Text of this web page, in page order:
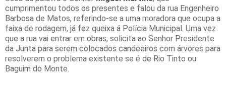
cumprimentou todos os presentes e falou da rua Engenheiro
Barbosa de Matos, referindo-se a uma moradora que ocupa a
faixa de rodagem, já fez queixa á Polícia Municipal. Uma vez
que a rua vai entrar em obras, solicita ao Senhor Presidente
da Junta para serem colocados candeeiros com árvores para
resolverem o problema existente se é de Rio Tinto ou
Baguim do Monte.